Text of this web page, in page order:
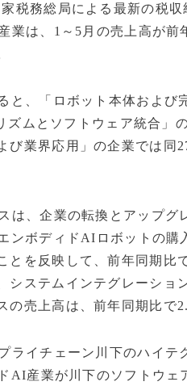
家税務総局による最新の税
業は、1～5月の売上高が前
と、「ロボット本体および
ムとソフトウェア統合」
び業界応用」の企業では同
は、企業の転換とアップグ
ンボディドAIロボットの
とを反映して、前年同期比
システムインテグレーショ
の売上高は、前年同期比で
ライチェーン川下のハイテ
AI産業が川下のソフトウ